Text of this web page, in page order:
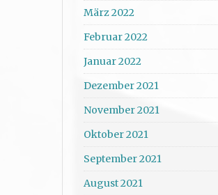
März 2022
Februar 2022
Januar 2022
Dezember 2021
November 2021
Oktober 2021
September 2021
August 2021